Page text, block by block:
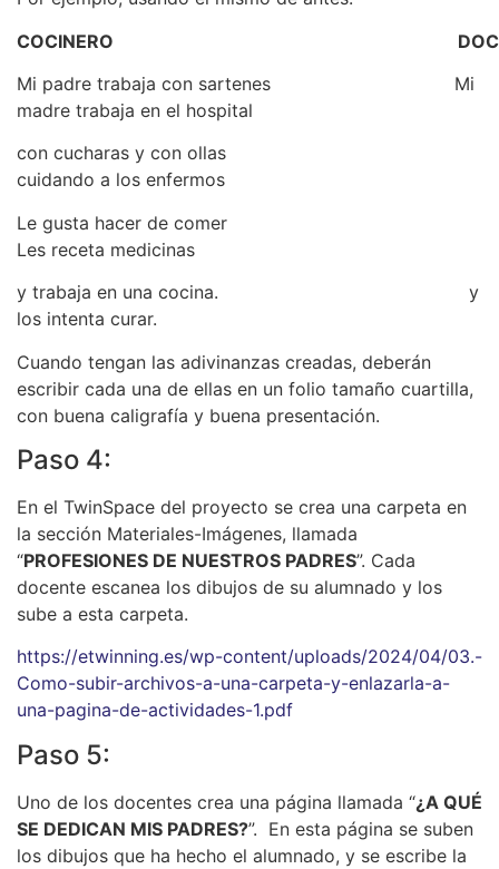
COCINERO
Mi padre trabaja con sartenes Mi
madre trabaja en el hospital
con cucharas y con ollas
cuidando a los enfermos
Le gusta hacer de comer
Les receta medicinas
y trabaja en una cocina. y
los intenta curar.
Cuando tengan las adivinanzas creadas, deberán
escribir cada una de ellas en un folio tamaño cuartilla,
con buena caligrafía y buena presentación.
Paso 4:
En el TwinSpace del proyecto se crea una carpeta en
la sección Materiales-Imágenes, llamada
“PROFESIONES DE NUESTROS PADRES”. Cada
docente escanea los dibujos de su alumnado y los
sube a esta carpeta.
https://etwinning.es/wp-content/uploads/2024/04/03.-
Como-subir-archivos-a-una-carpeta-y-enlazarla-a-
una-pagina-de-actividades-1.pdf
Paso 5:
Uno de los docentes crea una página llamada “¿A QUÉ
SE DEDICAN MIS PADRES?”. En esta página se suben
los dibujos que ha hecho el alumnado, y se escribe la